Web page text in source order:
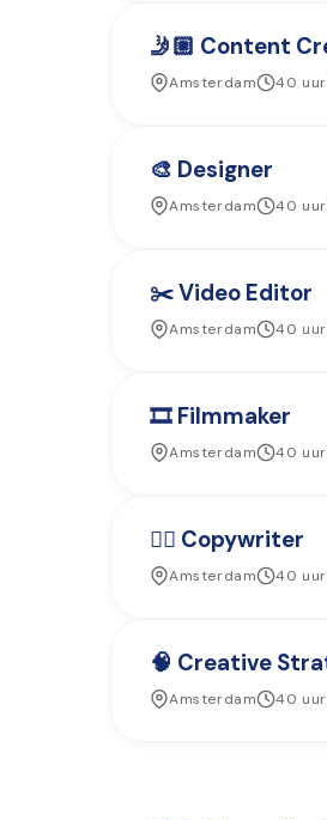
🤳🏼 Content
Amsterdam 40 uur
🎨 Designer
Amsterdam 40 uur
✂️ Video Editor
Amsterdam 40 uur
🎞️ Filmmaker
Amsterdam 40 uur
✍🏼 Copywriter
Amsterdam 40 uur
🧠 Creative
Amsterdam 40 uur